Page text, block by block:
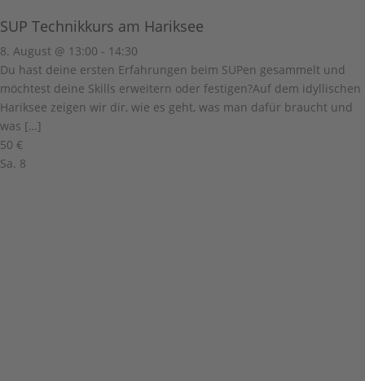
SUP Technikkurs am Hariksee
8. August @ 13:00 - 14:30
Du hast deine ersten Erfahrungen beim SUPen gesammelt und
möchtest deine Skills erweitern oder festigen?Auf dem idyllischen
Hariksee zeigen wir dir, wie es geht, was man dafür braucht und
was […]
50 €
Sa. 8